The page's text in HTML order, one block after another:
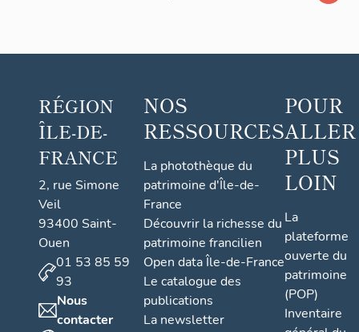
RÉGION
ÎLE-DE-
FRANCE
2, rue Simone
Veil
93400 Saint-
Ouen
01 53 85 59
93
Nous
contacter
NOS
RESSOURCES
La photothèque du
patrimoine d'Île-de-
France
Découvrir la richesse du
patrimoine francilien
Open data Île-de-France
Le catalogue des
publications
La newsletter
POUR
ALLER
PLUS
LOIN
La
plateforme
ouverte du
patrimoine
(POP)
Inventaire